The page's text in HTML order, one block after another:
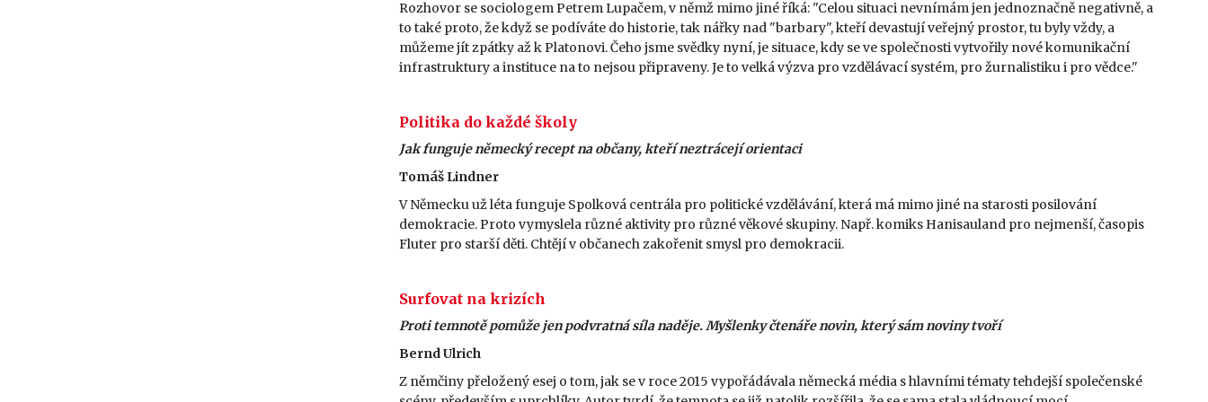
Rozhovor se sociologem Petrem Lupačem, v němž mimo jiné říká: "Celou situaci nevnímám jen jednoznačně negativně, a
to také proto, že když se podíváte do historie, tak nářky nad "barbary", kteří devastují veřejný prostor, tu byly vždy, a
můžeme jít zpátky až k Platonovi. Čeho jsme svědky nyní, je situace, kdy se ve společnosti vytvořily nové komunikační
infrastruktury a instituce na to nejsou připraveny. Je to velká výzva pro vzdělávací systém, pro žurnalistiku i pro vědce."
Politika do každé školy
Jak funguje německý recept na občany, kteří neztrácejí orientaci
Tomáš Lindner
V Německu už léta funguje Spolková centrála pro politické vzdělávání, která má mimo jiné na starosti posilování
demokracie. Proto vymyslela různé aktivity pro různé věkové skupiny. Např. komiks Hanisauland pro nejmenší, časopis
Fluter pro starší děti. Chtějí v občanech zakořenit smysl pro demokracii.
Surfovat na krizích
Proti temnotě pomůže jen podvratná síla naděje. Myšlenky čtenáře novin, který sám noviny tvoří
Bernd Ulrich
Z němčiny přeložený esej o tom, jak se v roce 2015 vypořádávala německá média s hlavními tématy tehdejší společenské